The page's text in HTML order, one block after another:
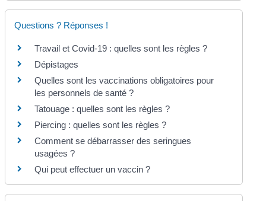
Questions ? Réponses !
Travail et Covid-19 : quelles sont les règles ?
Dépistages
Quelles sont les vaccinations obligatoires pour
les personnels de santé ?
Tatouage : quelles sont les règles ?
Piercing : quelles sont les règles ?
Comment se débarrasser des seringues
usagées ?
Qui peut effectuer un vaccin ?